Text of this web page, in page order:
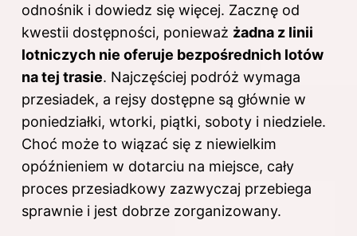
odnośnik i dowiedz się więcej. Zacznę od
kwestii dostępności, ponieważ żadna z linii
lotniczych nie oferuje bezpośrednich lotów
na tej trasie. Najczęściej podróż wymaga
przesiadek, a rejsy dostępne są głównie w
poniedziałki, wtorki, piątki, soboty i niedziele.
Choć może to wiązać się z niewielkim
opóźnieniem w dotarciu na miejsce, cały
proces przesiadkowy zazwyczaj przebiega
sprawnie i jest dobrze zorganizowany.